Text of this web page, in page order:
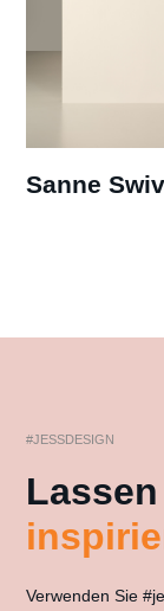
Sanne
#JESSDESIGN
Verwenden Sie